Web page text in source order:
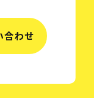
合わせ